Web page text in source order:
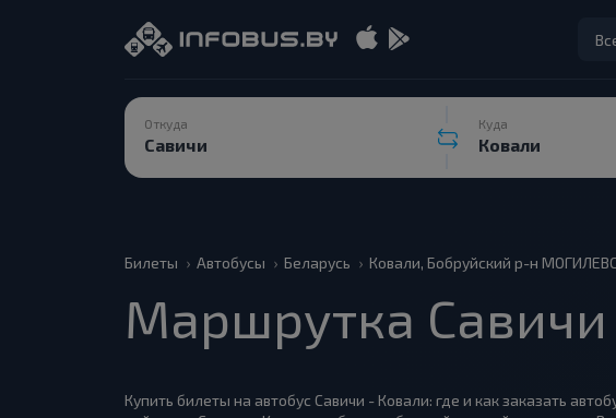
Откуда Куда
Билеты Автобусы Беларусь Ковали, Бобруйский р-н
Маршрутка
Купить билеты на автобус Савичи - Ковали: где и как заказать